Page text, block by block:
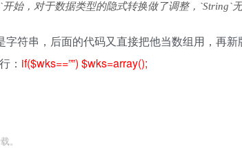
开始，对于数据类型的隐式转换做了调整，`String`
字符串，后面的代码又直接把他当数组用，再
： if($wks==””) $wks=array();
。